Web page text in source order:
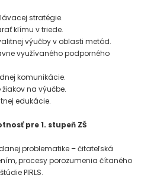
stratégie.
klímu v triede.
výučby v oblasti metód.
využívaného podporného
komunikácie.
na výučbe.
edukácie.
pre 1. stupeň ZŠ
problematike – čitateľská
procesy porozumenia čítaného
PIRLS.